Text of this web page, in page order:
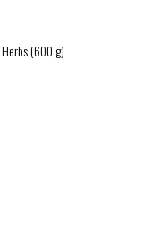
(600 g)